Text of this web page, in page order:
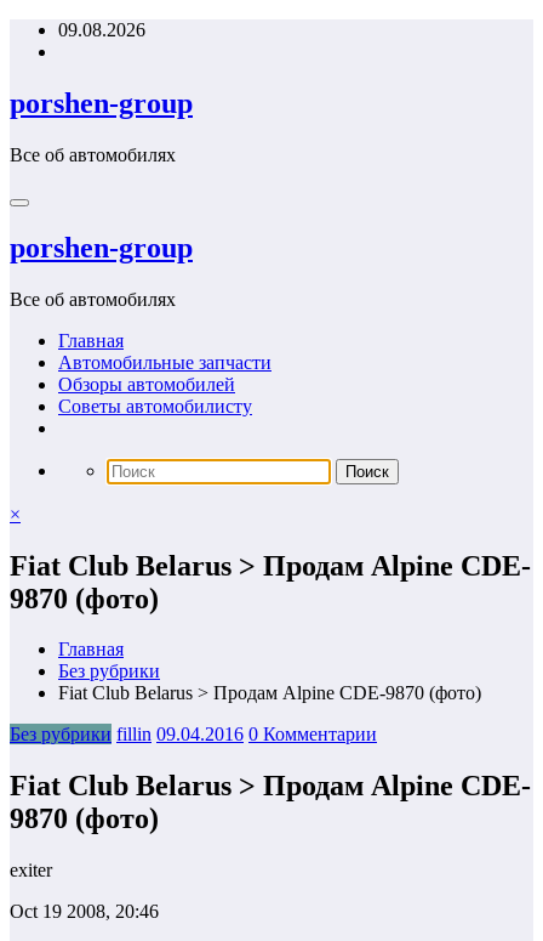
Перейти09.08.2026
porshen-group
Все об автомобилях
porshen-group
Все об автомобилях
Главная
Автомобильные запчасти
Обзоры автомобилей
Советы автомобилисту
×
Fiat Club Belarus > Продам Alpine CDE-
9870 (фото)
Главная
Без рубрики
Fiat Club Belarus > Продам Alpine CDE-9870 (фото)
Без рубрики fillin 09.04.2016 0 Комментарии
Fiat Club Belarus > Продам Alpine CDE-
9870 (фото)
exiter
Oct 19 2008, 20:46